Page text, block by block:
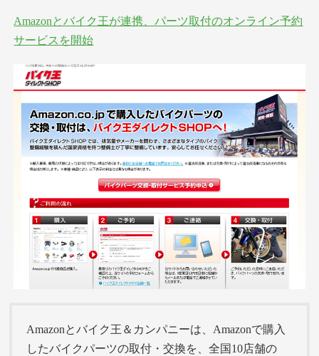
Amazonとバイク王が連携、パーツ取付のオンライン予約
サービスを開始
Amazonとバイク王＆カンパニーは、Amazonで購入
したバイクパーツの取付・交換を、全国10店舗の